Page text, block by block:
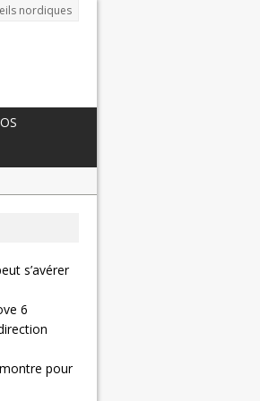
nordiques
s’avérer
6
pour